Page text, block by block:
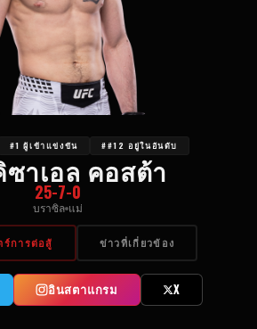
#1 ผู้เข้าแข่งขัน ##12 อยู่ในอันดับ
ซาเอล คอสต้า
25-7-0
บราซิล แม่
ร์การต่อสู้ ข่าวที่เกี่ยวข้อง
อินสตาแกรม X